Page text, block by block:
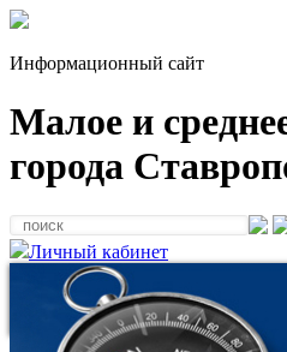
Информационный сайт
Малое и
города
Личный кабинет